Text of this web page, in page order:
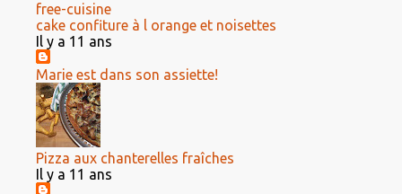
free-cuisine
cake confiture à l orange et noisettes
Il y a 11 ans
Marie est dans son assiette!
Pizza aux chanterelles fraîches
Il y a 11 ans